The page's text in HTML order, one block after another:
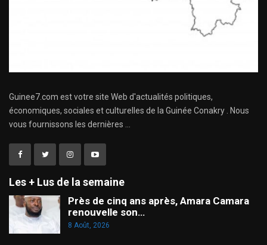
Guinee7.com est votre site Web d'actualités politiques,
économiques, sociales et culturelles de la Guinée Conakry . Nous
vous fournissons les dernières ...
Les + Lus de la semaine
Près de cinq ans après, Amara Camara
renouvelle son…
8 Août, 2026